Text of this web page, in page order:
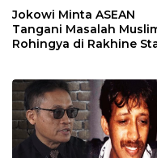
Jokowi Minta ASEAN
Tangani Masalah
Rohingya di Rakhine